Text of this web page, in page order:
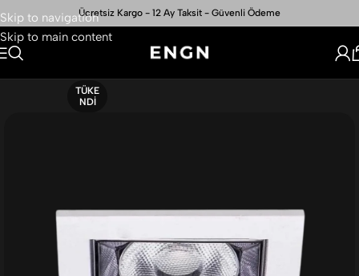
Skip to navigation
Skip to main content
Ücretsiz Kargo - 12 Ay Taksit - Güvenli Ödeme
TÜKE
NDI